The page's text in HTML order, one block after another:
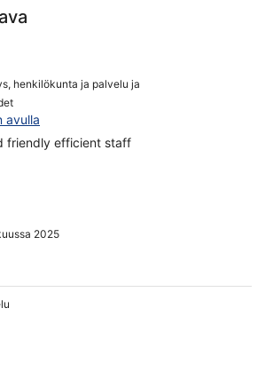
henkilökunta ja palvelu ja
avulla
friendly efficient staff
2025